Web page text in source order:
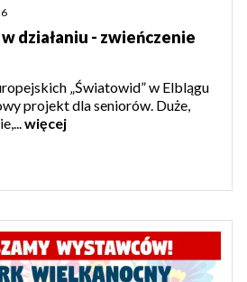
działaniu - zwieńczenie
„Światowid” w Elblągu
projekt dla seniorów. Duże,
więcej